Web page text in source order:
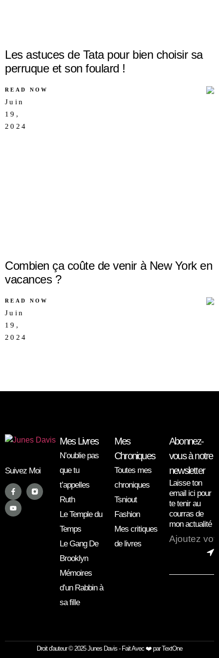
Les astuces de Tata pour bien choisir sa
perruque et son foulard !
READ NOW
Juin
19,
2024
Combien ça coûte de venir à New York en
vacances ?
READ NOW
Juin
19,
2024
Suivez Moi
Mes Livres
N’oublie pas
que tu
t’appelles
Ruth
Le Temple du
Temps
Le Gang De
Brooklyn
Mémoires
d’un Rabbin à
sa fille
Mes
Chroniques
Toutes mes
chroniques
Tsniout
Fashion
Mes critiques
de livres
Abonnez-
vous à notre
newsletter
Laisse ton
email ici pour
te tenir au
courras de
mon actualité
Droit d'auteur © 2025 Junes Davis - Fait Avec ❤️ par TextOne